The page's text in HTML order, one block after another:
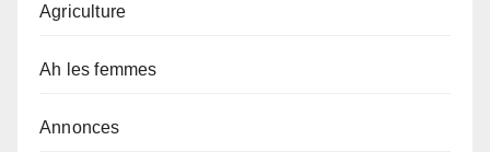
Agriculture
Ah les femmes
Annonces